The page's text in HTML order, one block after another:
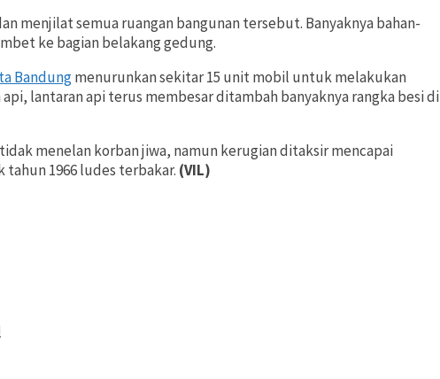
menjilat semua ruangan bangunan tersebut. Banyaknya bahan-
ke bagian belakang gedung.
Bandungmenurunkan sekitar 15 unit mobil untuk melakukan
lantaran api terus membesar ditambah banyaknya rangka besi di
menelan korban jiwa, namun kerugian ditaksir mencapai
tahun 1966 ludes terbakar. (VIL)